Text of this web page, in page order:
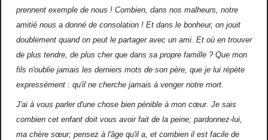
prennent exemple de nous ! Combien, dans nos malheurs, notre
amitié nous a donné de consolation ! Et dans le bonheur, on jouit
doublement quand on peut le partager avec un ami. Et où en trouver
de plus tendre, de plus cher que dans sa propre famille ? Que mon
fils n'oublie jamais les derniers mots de son père, que je lui répète
expressément : qu'il ne cherche jamais à venger notre mort.
J'ai à vous parler d'une chose bien pénible à mon cœur. Je sais
combien cet enfant doit vous avoir fait de la peine; par­donnez-lui,
ma chère sœur; pensez à l'âge qu'il a, et combien il est facile de